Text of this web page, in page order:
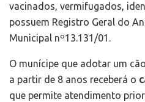
vacinados, vermifugados,
possuem Registro Geral do
Municipal nº13.131/01.
O munícipe que adotar um
a partir de 8 anos receberá o
que permite atendimento